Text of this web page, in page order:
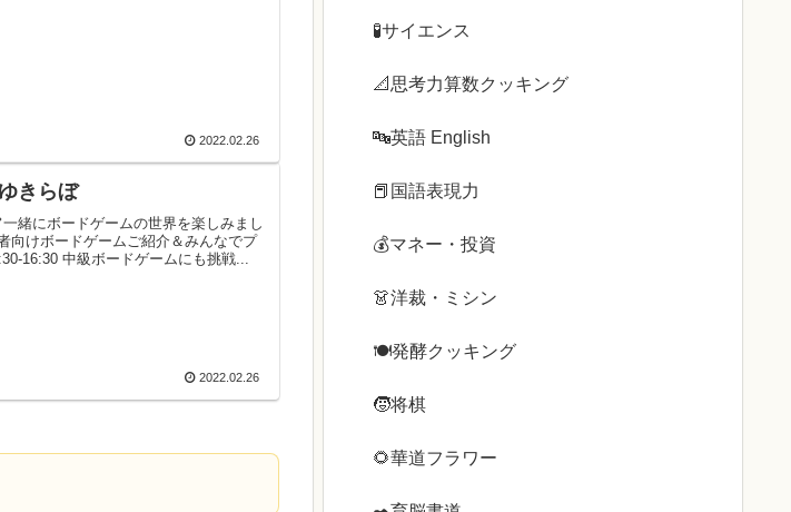
2022.02.26
きらぼ
緒にボードゲームの世界を楽しみまし
向けボードゲームご紹介＆みんなでプ
16:30 中級ボードゲームにも挑戦...
2022.02.26
🧪サイエンス
📐思考力算数クッキング
🔤英語 English
📕国語表現力
💰️マネー・投資
👗洋裁・ミシン
🍽️発酵クッキング
🧒将棋
🌻華道フラワー